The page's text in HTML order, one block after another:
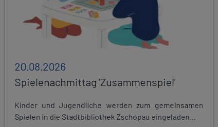
20.08.2026
Spielenachmittag 'Zusammenspiel'
Kinder und Jugendliche werden zum gemeinsamen
Spielen in die Stadtbibliothek Zschopau eingeladen...